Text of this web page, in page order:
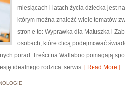
miesiącach i latach życia dziecka jest
którym można znaleźć wiele tematów
stronie to: Wyprawka dla Maluszka i
osobach, które chcą podejmować
porad. Treści na Wallaboo pomagają
idealnego rodzica, serwis [ Read More ]